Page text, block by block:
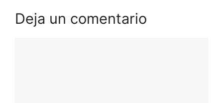
Deja un comentario